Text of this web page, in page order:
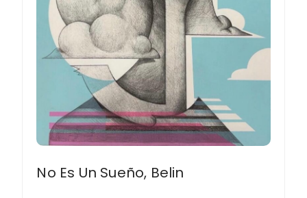
No Es Un Sueño, Belin